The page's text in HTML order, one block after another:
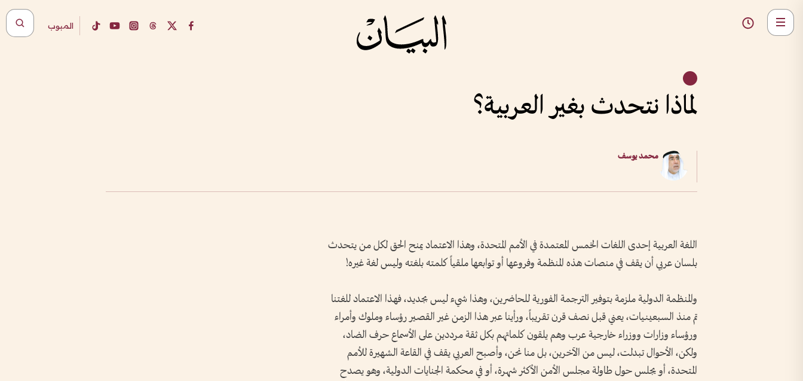
المبوب
لماذا نتحدث بغير العربية؟
محمد يوسف
اللغة العربية إحدى اللغات الخمس المعتمدة في الأمم المتحدة، وهذا الاعتماد يمنح الحق لكل من يتحدث
بلسان عربي أن يقف في منصات هذه المنظمة وفروعها أو توابعها ملقياً كلمته بلغته وليس لغة غيره!
والمنظمة الدولية ملزمة بتوفير الترجمة الفورية للحاضرين، وهذا شيء ليس بجديد، فهذا الاعتماد للغتنا
تم منذ السبعينيات، يعني قبل نصف قرن تقريباً، ورأينا عبر هذا الزمن غير القصير رؤساء وملوك وأمراء
ورؤساء وزارات ووزراء خارجية عرب وهم يلقون كلماتهم بكل ثقة مرددين على الأسماع حرف الضاد،
ولكن، الأحوال تبدلت، ليس من الآخرين، بل منا نحن، وأصبح العربي يقف في القاعة الشهيرة للأمم
المتحدة، أو يجلس حول طاولة مجلس الأمن الأكثر شهرة، أو في محكمة الجنايات الدولية، وهو يصدح